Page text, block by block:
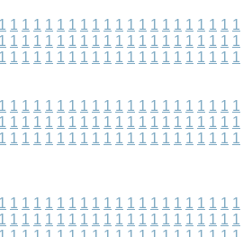
1 1 1 1 1 1 1 1 1 1 1 1 1 1 1 1 1 1 1 1 1
1 1 1 1 1 1 1 1 1 1 1 1 1 1 1 1 1 1 1 1 1
1 1 1 1 1 1 1 1 1 1 1 1 1 1 1 1 1 1 1 1 1
1 1 1 1 1 1 1 1 1 1 1 1 1 1 1 1 1 1 1 1 1
1 1 1 1 1 1 1 1 1 1 1 1 1 1 1 1 1 1 1 1 1
1 1 1 1 1 1 1 1 1 1 1 1 1 1 1 1 1 1 1 1 1
1 1 1 1 1 1 1 1 1 1 1 1 1 1 1 1 1 1 1 1 1
1 1 1 1 1 1 1 1 1 1 1 1 1 1 1 1 1 1 1 1 1